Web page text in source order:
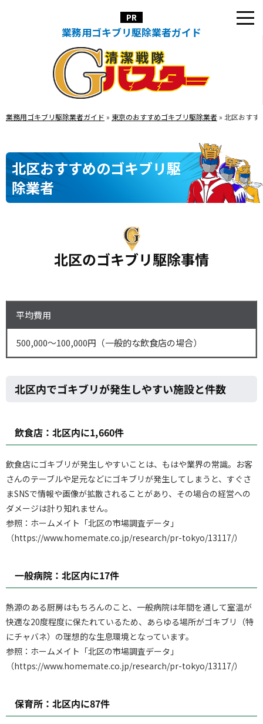
業務用ゴキブリ駆除業者ガイド
業務用ゴキブリ駆除業者ガイド » 東京のおすすめゴキブリ駆除業者 » 北区おすす
北区おすすめのゴキブリ駆
除業者
北区のゴキブリ駆除事情
平均費用
500,000～100,000円（一般的な飲食店の場合）
北区内でゴキブリが発生しやすい施設と件数
飲食店：北区内に1,660件
飲食店にゴキブリが発生しやすいことは、もはや業界の常識。お客
さんのテーブルや足元などにゴキブリが発生してしまうと、すぐさ
まSNSで情報や画像が拡散されることがあり、その場合の経営への
ダメージは計り知れません。
参照：ホームメイト「北区の市場調査データ」
（https://www.homemate.co.jp/research/pr-tokyo/13117/）
一般病院：北区内に17件
熱源のある厨房はもちろんのこと、一般病院は年間を通して室温が
快適な20度程度に保たれているため、あらゆる場所がゴキブリ（特
にチャバネ）の理想的な生息環境となっています。
参照：ホームメイト「北区の市場調査データ」
（https://www.homemate.co.jp/research/pr-tokyo/13117/）
保育所：北区内に87件